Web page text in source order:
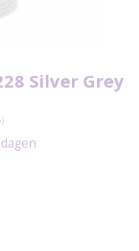
Silver Grey